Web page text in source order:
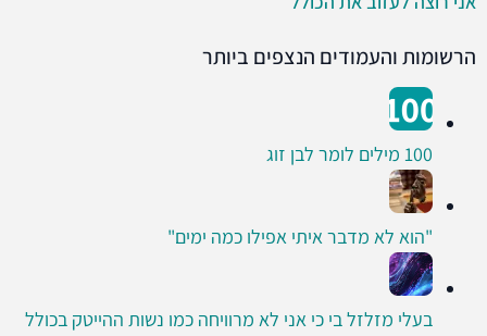
הרשומות והעמודים הנצפים ביותר
100 מילים לומר לבן זוג
"הוא לא מדבר איתי אפילו כמה ימים"
בעלי מזלזל בי כי אני לא מרוויחה כמו נשות ההייטק בכולל